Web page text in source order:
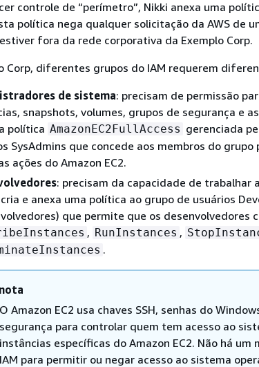
controle de “perímetro”, Nikki anexa uma
política nega qualquer solicitação da AWS de
fora da rede corporativa da Exemplo Corp.
Corp, diferentes grupos do IAM requerem
de sistema: precisam de permissão
snapshots, volumes, grupos de segurança e
política AmazonEC2FullAccess gerenciada
SysAdmins que concede aos membros do grupo
ações do Amazon EC2.
: precisam da capacidade de trabalhar
e anexa uma política ao grupo de usuários
que permite que os desenvolvedores
, RunInstances ,
.
nota
O Amazon EC2 usa chaves SSH, senhas do
segurança para controlar quem tem acesso ao
instâncias específicas do Amazon EC2. Não há
IAM para permitir ou negar acesso ao sistema